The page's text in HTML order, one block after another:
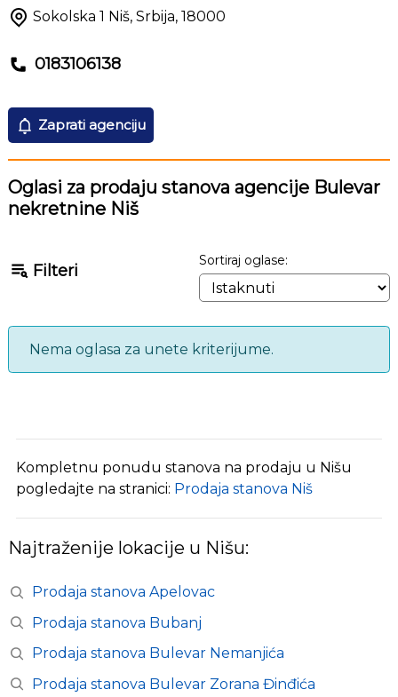
Sokolska 1 Niš, Srbija, 18000
0183106138
Zaprati agenciju
Oglasi za prodaju stanova agencije Bulevar
nekretnine Niš
Filteri
Sortiraj oglase:
Nema oglasa za unete kriterijume.
Kompletnu ponudu stanova na prodaju u Nišu
pogledajte na stranici: Prodaja stanova Niš
Najtraženije lokacije u Nišu:
Prodaja stanova Apelovac
Prodaja stanova Bubanj
Prodaja stanova Bulevar Nemanjića
Prodaja stanova Bulevar Zorana Đinđića